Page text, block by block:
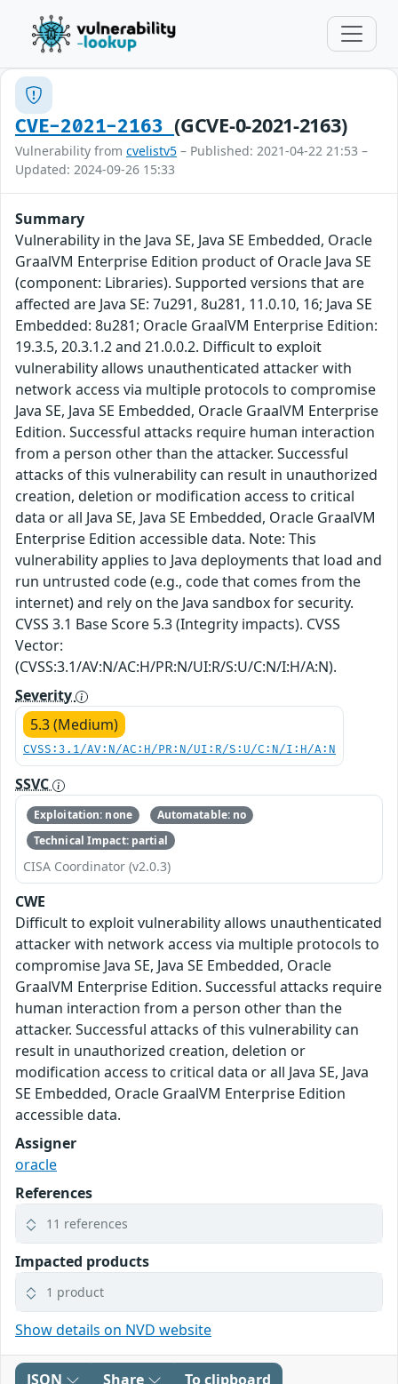
CVE-2021-2163(GCVE-0-2021-2163)
Vulnerability from cvelistv5 – Published: 2021-04-22 21:53 –
Updated: 2024-09-26 15:33
Summary
Vulnerability in the Java SE, Java SE Embedded, Oracle
GraalVM Enterprise Edition product of Oracle Java SE
(component: Libraries). Supported versions that are
affected are Java SE: 7u291, 8u281, 11.0.10, 16; Java SE
Embedded: 8u281; Oracle GraalVM Enterprise Edition:
19.3.5, 20.3.1.2 and 21.0.0.2. Difficult to exploit
vulnerability allows unauthenticated attacker with
network access via multiple protocols to compromise
Java SE, Java SE Embedded, Oracle GraalVM Enterprise
Edition. Successful attacks require human interaction
from a person other than the attacker. Successful
attacks of this vulnerability can result in unauthorized
creation, deletion or modification access to critical
data or all Java SE, Java SE Embedded, Oracle GraalVM
Enterprise Edition accessible data. Note: This
vulnerability applies to Java deployments that load and
run untrusted code (e.g., code that comes from the
internet) and rely on the Java sandbox for security.
CVSS 3.1 Base Score 5.3 (Integrity impacts). CVSS
Vector:
(CVSS:3.1/AV:N/AC:H/PR:N/UI:R/S:U/C:N/I:H/A:N).
Severity
5.3 (Medium)
CVSS:3.1/AV:N/AC:H/PR:N/UI:R/S:U/C:N/I:H/A:N
SSVC
Exploitation: none
Automatable: no
Technical Impact: partial
CISA Coordinator (v2.0.3)
CWE
Difficult to exploit vulnerability allows unauthenticated
attacker with network access via multiple protocols to
compromise Java SE, Java SE Embedded, Oracle
GraalVM Enterprise Edition. Successful attacks require
human interaction from a person other than the
attacker. Successful attacks of this vulnerability can
result in unauthorized creation, deletion or
modification access to critical data or all Java SE, Java
SE Embedded, Oracle GraalVM Enterprise Edition
accessible data.
Assigner
oracle
References
11 references
Impacted products
1 product
Show details on NVD website
JSON Share To clipboard